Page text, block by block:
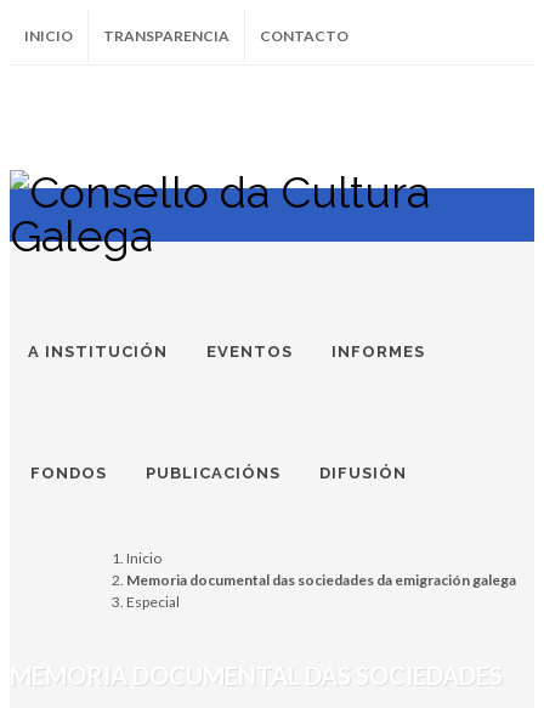
INICIO TRANSPARENCIA CONTACTO
InstagramFacebookTwitter Soundcloud
Youtube
A INSTITUCIÓN EVENTOS INFORMES
FONDOS PUBLICACIÓNS DIFUSIÓN
MEMORIA DOCUMENTAL DAS SOCIEDADES
Inicio
Memoria documental das sociedades da emigración galega
Especial
MEMORIA DOCUMENTAL DAS
del distrito de
Bos Aires, 14 de agosto de 1921